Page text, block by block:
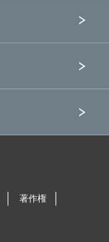
著作権